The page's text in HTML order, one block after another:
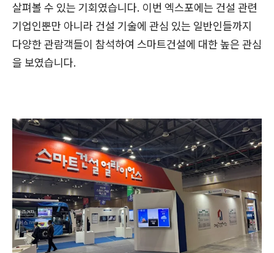
살펴볼 수 있는 기회였습니다. 이번 엑스포에는 건설 관련
기업인뿐만 아니라 건설 기술에 관심 있는 일반인들까지
다양한 관람객들이 참석하여 스마트건설에 대한 높은 관심
을 보였습니다.